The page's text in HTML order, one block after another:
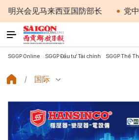
见马来西亚国防部长 党中央总
SGGP Online SGGP Đầu tư Tài chính SGGP Thể
国际